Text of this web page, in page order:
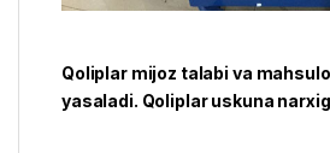
Qoliplar mijoz talabi va
yasaladi. Qoliplar uskuna